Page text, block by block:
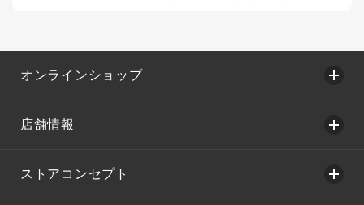
オンラインショップ
店舗情報
ストアコンセプト